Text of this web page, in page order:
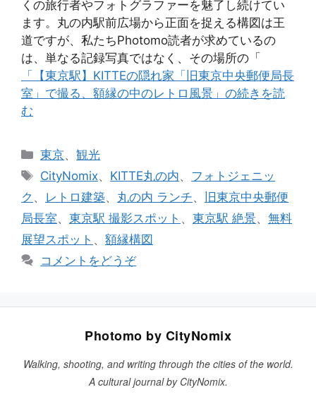
くの旅行者やフォトグラファーを魅了し続けてい
ます。丸の内駅前広場から正面を捉える構図は王
道ですが、私たちPhotomo読者が求めているの
は、単なる記録写真ではなく、その場所の「
「【東京駅】KITTEの隠れ家「旧東京中央郵便局長
室」で撮る、額縁の中のレトロ風景」の続きを読
む
カ
テ
リ
ー
東京、観光
タ
グ
CityNomix、 KITTE丸の内、 フォトジェニッ
ク 、 レトロ建築、 丸の内 ランチ、
旧東京中央郵便
局長室、 東京駅 撮影スポット 、 東京駅 絶景、 無料
展望スポット 、 額縁構図
コメントをどうぞ
Photomo by CityNomix
Walking, shooting, and writing through the cities of the world.
A cultural journal by CityNomix.